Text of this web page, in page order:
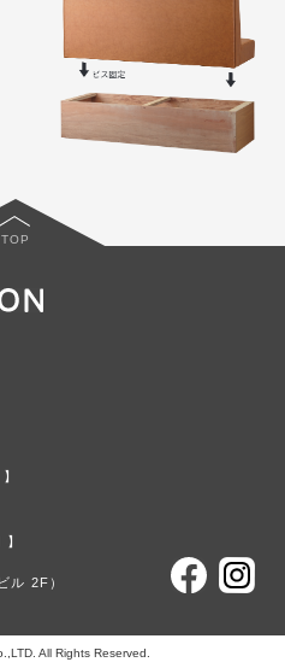
TOP
ル 2F）
All Rights Reserved.